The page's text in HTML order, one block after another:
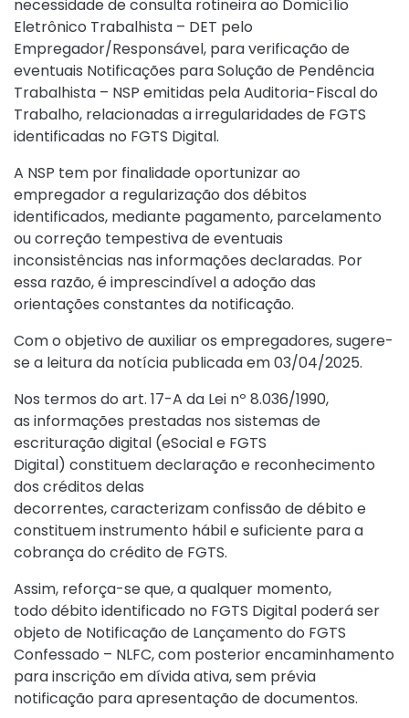
necessidade de consulta rotineira ao Domicílio
Eletrônico Trabalhista – DET pelo
Empregador/Responsável, para verificação de
eventuais Notificações para Solução de Pendência
Trabalhista – NSP emitidas pela Auditoria-Fiscal do
Trabalho, relacionadas a irregularidades de FGTS
identificadas no FGTS Digital.
A NSP tem por finalidade oportunizar ao
empregador a regularização dos débitos
identificados, mediante pagamento, parcelamento
ou correção tempestiva de eventuais
inconsistências nas informações declaradas. Por
essa razão, é imprescindível a adoção das
orientações constantes da notificação.
Com o objetivo de auxiliar os empregadores, sugere-
se a leitura da notícia publicada em 03/04/2025.
Nos termos do art. 17-A da Lei nº 8.036/1990,
as informações prestadas nos sistemas de
escrituração digital (eSocial e FGTS
Digital) constituem declaração e reconhecimento
dos créditos delas
decorrentes, caracterizam confissão de débito e
constituem instrumento hábil e suficiente para a
cobrança do crédito de FGTS.
Assim, reforça-se que, a qualquer momento,
todo débito identificado no FGTS Digital poderá ser
objeto de Notificação de Lançamento do FGTS
Confessado – NLFC, com posterior encaminhamento
para inscrição em dívida ativa, sem prévia
notificação para apresentação de documentos.